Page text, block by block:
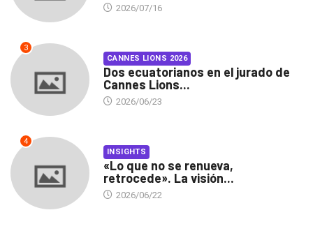
2026/07/16
3
CANNES LIONS 2026
Dos ecuatorianos en el jurado de
Cannes Lions...
2026/06/23
4
INSIGHTS
«Lo que no se renueva,
retrocede». La visión...
2026/06/22